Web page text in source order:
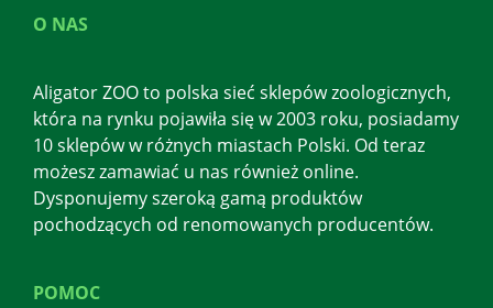
O NAS
Aligator ZOO to polska sieć sklepów zoologicznych,
która na rynku pojawiła się w 2003 roku, posiadamy
10 sklepów w różnych miastach Polski. Od teraz
możesz zamawiać u nas również online.
Dysponujemy szeroką gamą produktów
pochodzących od renomowanych producentów.
POMOC